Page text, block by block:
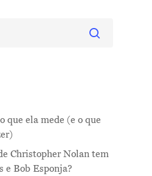
que ela mede (e o que
Christopher Nolan tem
e Bob Esponja?